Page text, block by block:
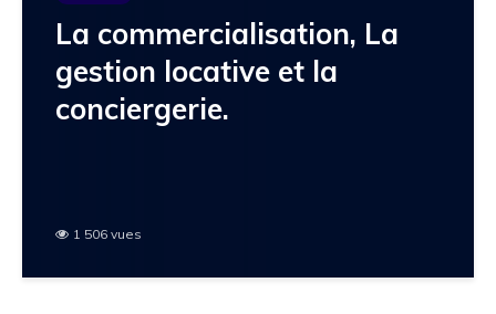
La commercialisation, La
gestion locative et la
conciergerie.
1 506 vues